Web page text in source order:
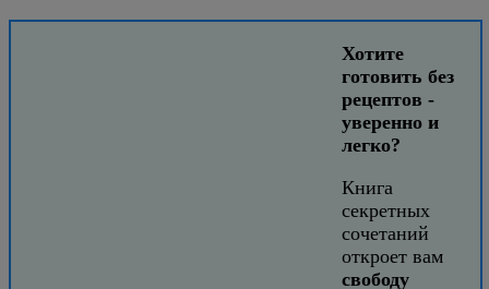
Хотите
готовить без
рецептов -
уверенно и
легко?
Книга
секретных
сочетаний
откроет вам
свободу